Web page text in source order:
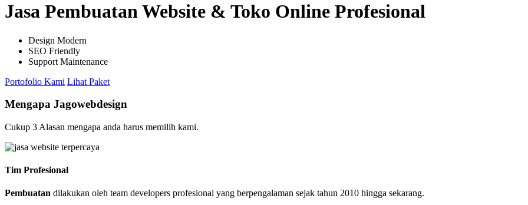
Jasa Pembuatan Website & Toko Online Profesional
Design Modern
SEO Friendly
Support Maintenance
Portofolio Kami Lihat Paket
Mengapa Jagowebdesign
Cukup 3 Alasan mengapa anda harus memilih kami.
Tim Profesional
Pembuatan dilakukan oleh team developers profesional yang berpengalaman sejak tahun 2010 hingga sekarang.